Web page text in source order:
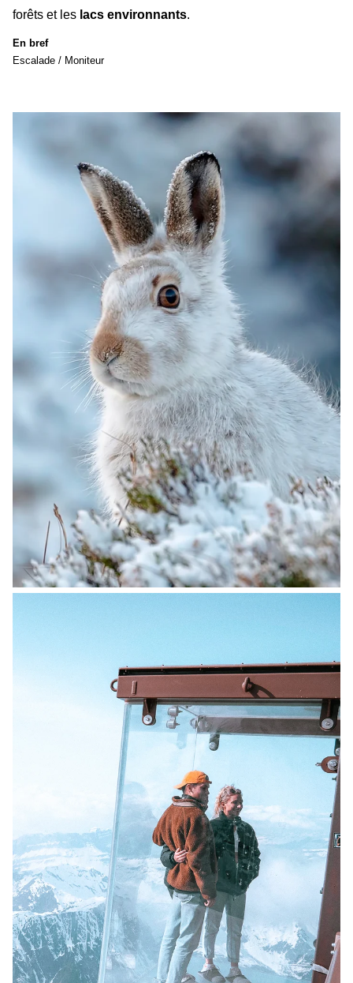
forêts et les lacs environnants.
En bref
Escalade / Moniteur